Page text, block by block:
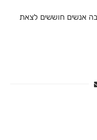
אנשים חוששים לצאת